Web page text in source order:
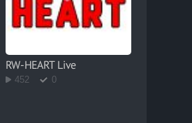
RW-HEART Live
452 0